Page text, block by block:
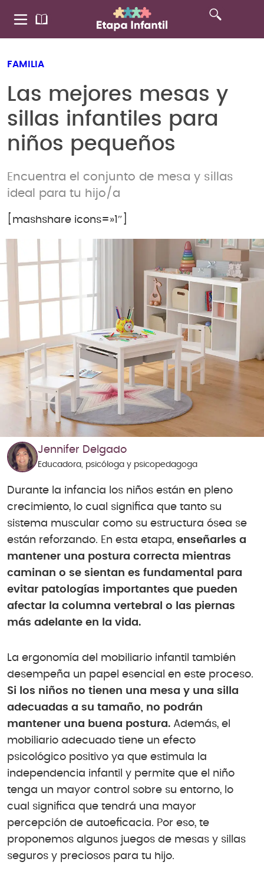
FAMILIA
Las mejores mesas y
sillas infantiles para
niños pequeños
Encuentra el conjunto de mesa y sillas
ideal para tu hijo/a
[mashshare icons=»1″]
Jennifer Delgado
Educadora, psicóloga y psicopedagoga
Durante la infancia los niños están en pleno
crecimiento, lo cual significa que tanto su
sistema muscular como su estructura ósea se
están reforzando. En esta etapa, enseñarles a
mantener una postura correcta mientras
caminan o se sientan es fundamental para
evitar patologías importantes que pueden
afectar la columna vertebral o las piernas
más adelante en la vida.
La ergonomía del mobiliario infantil también
desempeña un papel esencial en este proceso.
Si los niños no tienen una mesa y una silla
adecuadas a su tamaño, no podrán
mantener una buena postura. Además, el
mobiliario adecuado tiene un efecto
psicológico positivo ya que estimula la
independencia infantil y permite que el niño
tenga un mayor control sobre su entorno, lo
cual significa que tendrá una mayor
percepción de autoeficacia. Por eso, te
proponemos algunos juegos de mesas y sillas
seguros y preciosos para tu hijo.